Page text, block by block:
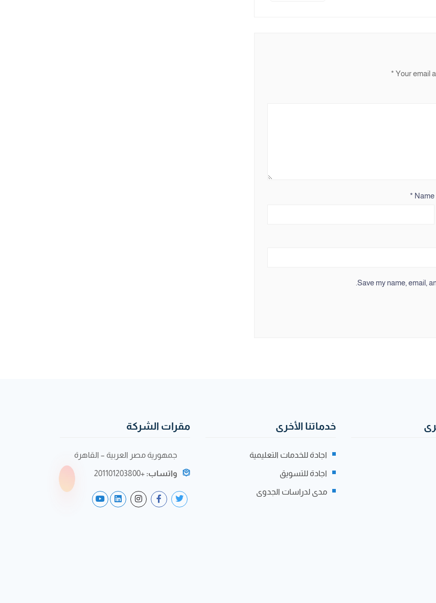
Your email
*
Name
*
Save my name, email,
خدماتنا الأخرى
اجادة للخدمات التعليمية
اجادة للتسويق
مدى لدراسات الجدوى
مقرات الشركة
جمهورية مصر العربية – القاهرة
واتساب: +201101203800